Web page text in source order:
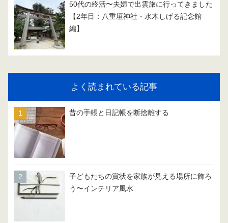
50代の終活〜夫婦で出雲旅に行ってきました
【2年目：八重垣神社・水木しげる記念館
編】
よく読まれている記事
昔の手帳と日記帳を断捨離する
子どもたちの賞状を家族が見える場所に飾ろ
う〜インテリア風水